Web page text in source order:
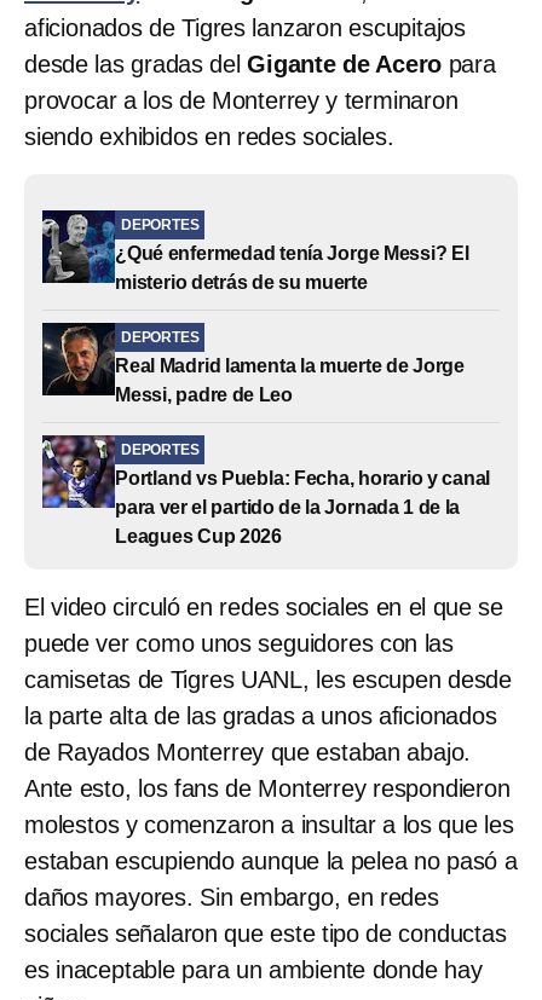
aficionados de Tigres lanzaron escupitajos
desde las gradas delGigante de Acero para
provocar a los de Monterrey y terminaron
siendo exhibidos en redes sociales.
DEPORTES
¿Qué enfermedad tenía Jorge Messi? El
misterio detrás de su muerte
DEPORTES
Real Madrid lamenta la muerte de Jorge
Messi, padre de Leo
DEPORTES
Portland vs Puebla: Fecha, horario y canal
para ver el partido de la Jornada 1 de la
Leagues Cup 2026
El video circuló en redes sociales en el que se
puede ver como unos seguidores con las
camisetas de Tigres UANL, les escupen desde
la parte alta de las gradas a unos aficionados
de Rayados Monterrey que estaban abajo.
Ante esto, los fans de Monterrey respondieron
molestos y comenzaron a insultar a los que les
estaban escupiendo aunque la pelea no pasó a
daños mayores. Sin embargo, en redes
sociales señalaron que este tipo de conductas
es inaceptable para un ambiente donde hay